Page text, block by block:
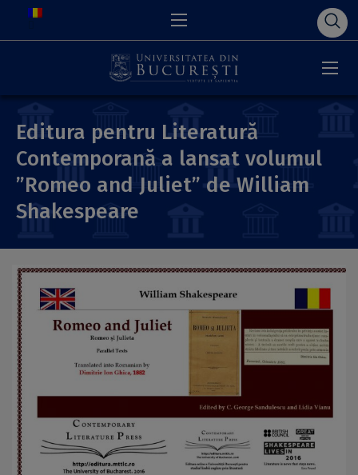
Editura pentru Literatură
Contemporană a lansat volumul
”Romeo and Juliet” de William
Shakespeare